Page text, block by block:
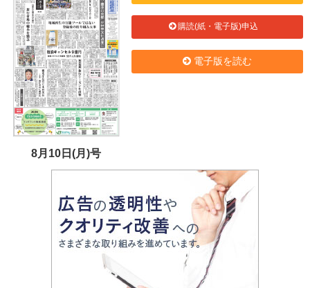
8月10日(月)号
購読(紙・電子版)申込
電子版を読む